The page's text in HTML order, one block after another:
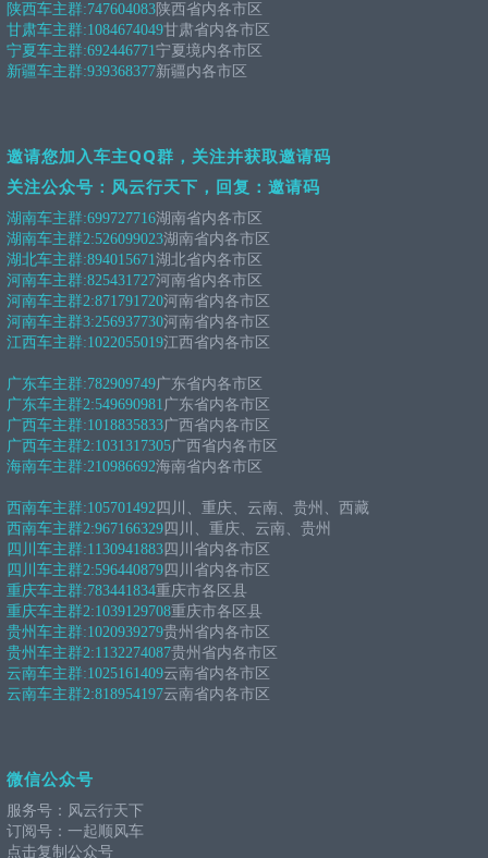
陕西车主群:747604083陕西省内各市区
甘肃车主群:1084674049甘肃省内各市区
宁夏车主群:692446771宁夏境内各市区
新疆车主群:939368377新疆内各市区
邀请您加入车主QQ群，关注并获取邀请码
关注公众号：风云行天下，回复：邀请码
湖南车主群:699727716湖南省内各市区
湖南车主群2:526099023湖南省内各市区
湖北车主群:894015671湖北省内各市区
河南车主群:825431727河南省内各市区
河南车主群2:871791720河南省内各市区
河南车主群3:256937730河南省内各市区
江西车主群:1022055019江西省内各市区
广东车主群:782909749广东省内各市区
广东车主群2:549690981广东省内各市区
广西车主群:1018835833广西省内各市区
广西车主群2:1031317305广西省内各市区
海南车主群:210986692海南省内各市区
西南车主群:105701492 四川、重庆、云南、贵州、西藏
西南车主群2:967166329 四川、重庆、云南、贵州
四川车主群:1130941883 四川省内各市区
四川车主群2:596440879 四川省内各市区
重庆车主群:783441834重庆市各区县
重庆车主群2:1039129708重庆市各区县
贵州车主群:1020939279贵州省内各市区
贵州车主群2:1132274087贵州省内各市区
云南车主群:1025161409云南省内各市区
云南车主群2:818954197云南省内各市区
微信公众号
服务号：风云行天下
订阅号：一起顺风车
点击复制公众号